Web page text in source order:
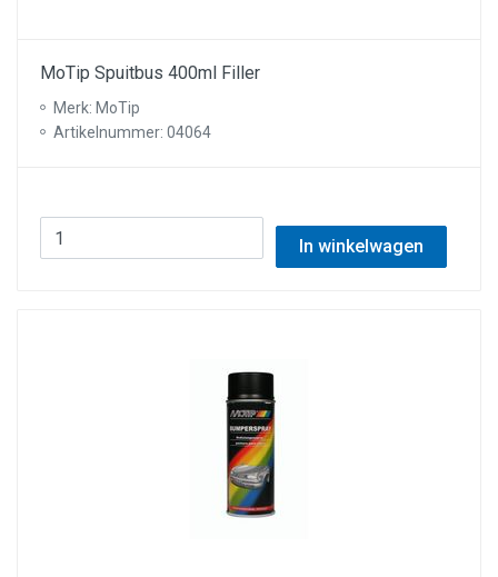
MoTip Spuitbus 400ml Filler
Merk: MoTip
Artikelnummer: 04064
In winkelwagen